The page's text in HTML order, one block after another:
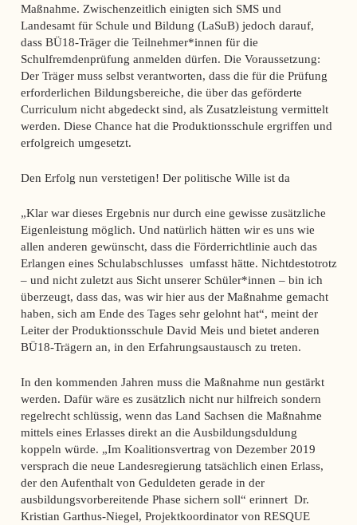
Maßnahme. Zwischenzeitlich einigten sich SMS und
Landesamt für Schule und Bildung (LaSuB) jedoch darauf,
dass BÜ18-Träger die Teilnehmer*innen für die
Schulfremdenprüfung anmelden dürfen. Die Voraussetzung:
Der Träger muss selbst verantworten, dass die für die Prüfung
erforderlichen Bildungsbereiche, die über das geförderte
Curriculum nicht abgedeckt sind, als Zusatzleistung vermittelt
werden. Diese Chance hat die Produktionsschule ergriffen und
erfolgreich umgesetzt.
Den Erfolg nun verstetigen! Der politische Wille ist da
„Klar war dieses Ergebnis nur durch eine gewisse zusätzliche
Eigenleistung möglich. Und natürlich hätten wir es uns wie
allen anderen gewünscht, dass die Förderrichtlinie auch das
Erlangen eines Schulabschlusses umfasst hätte. Nichtdestotrotz
– und nicht zuletzt aus Sicht unserer Schüler*innen – bin ich
überzeugt, dass das, was wir hier aus der Maßnahme gemacht
haben, sich am Ende des Tages sehr gelohnt hat“, meint der
Leiter der Produktionsschule David Meis und bietet anderen
BÜ18-Trägern an, in den Erfahrungsaustausch zu treten.
In den kommenden Jahren muss die Maßnahme nun gestärkt
werden. Dafür wäre es zusätzlich nicht nur hilfreich sondern
regelrecht schlüssig, wenn das Land Sachsen die Maßnahme
mittels eines Erlasses direkt an die Ausbildungsduldung
koppeln würde. „Im Koalitionsvertrag von Dezember 2019
versprach die neue Landesregierung tatsächlich einen Erlass,
der den Aufenthalt von Geduldeten gerade in der
ausbildungsvorbereitende Phase sichern soll“ erinnert Dr.
Kristian Garthus-Niegel, Projektkoordinator von RESQUE